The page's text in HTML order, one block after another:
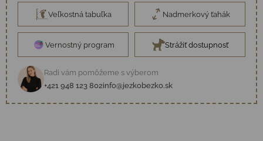
Veľkostná tabuľka Nadmerkový ťahák
Vernostný program Strážiť dostupnosť
Radi vám pomôžeme s výberom
+421 948 123 802info@jezkobezko.sk